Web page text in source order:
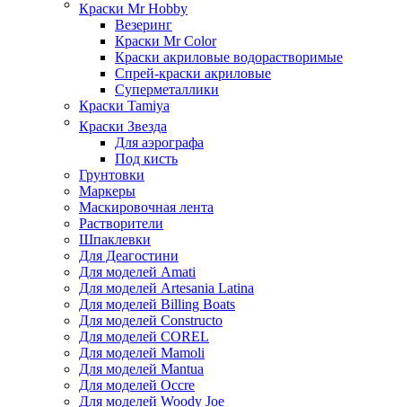
Краски Mr Hobby
Везеринг
Краски Mr Color
Краски акриловые водорастворимые
Спрей-краски акриловые
Суперметаллики
Краски Tamiya
Краски Звезда
Для аэрографа
Под кисть
Грунтовки
Маркеры
Маскировочная лента
Растворители
Шпаклевки
Для Деагостини
Для моделей Amati
Для моделей Artesania Latina
Для моделей Billing Boats
Для моделей Constructo
Для моделей COREL
Для моделей Mamoli
Для моделей Mantua
Для моделей Occre
Для моделей Woody Joe